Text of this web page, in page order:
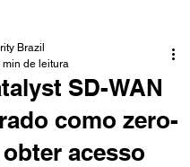
SD-WAN
como zero-
acesso
Brazil
min de leitura